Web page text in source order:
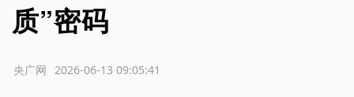
质”密码
2026-06-13 09:05:41
央广网